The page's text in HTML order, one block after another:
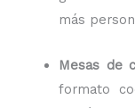
más
Mesas de
formato